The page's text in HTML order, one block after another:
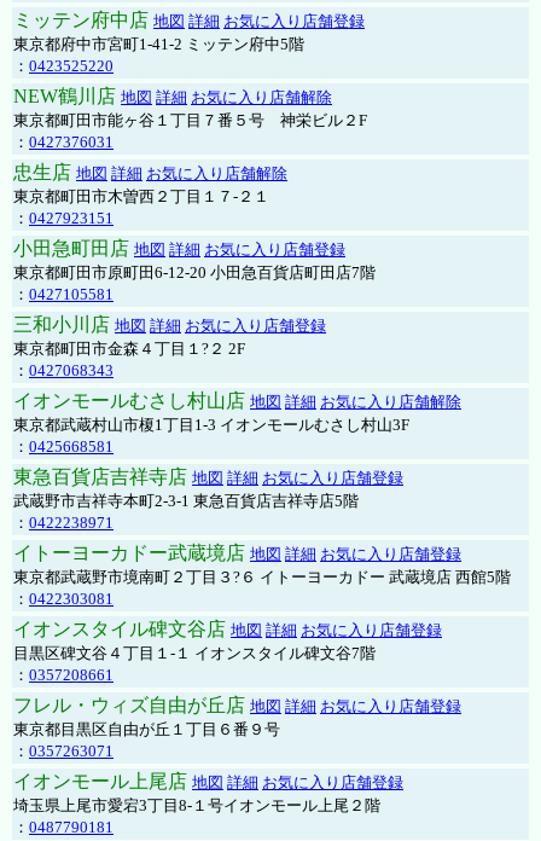
ミッテン府中店 地図 詳細 お気に入り店舗登録
東京都府中市宮町1-41-2 ミッテン府中5階
： 0423525220
NEW鶴川店 地図 詳細 お気に入り店舗解除
東京都町田市能ヶ谷１丁目７番５号 神栄ビル２F
： 0427376031
忠生店 地図 詳細 お気に入り店舗解除
東京都町田市木曽西２丁目１７-２１
： 0427923151
小田急町田店 地図 詳細 お気に入り店舗登録
東京都町田市原町田6-12-20 小田急百貨店町田店7階
： 0427105581
三和小川店 地図 詳細 お気に入り店舗登録
東京都町田市金森４丁目１?２ 2F
： 0427068343
イオンモールむさし村山店 地図 詳細 お気に入り店舗解除
東京都武蔵村山市榎1丁目1-3 イオンモールむさし村山3F
： 0425668581
東急百貨店吉祥寺店 地図 詳細 お気に入り店舗登録
武蔵野市吉祥寺本町2-3-1 東急百貨店吉祥寺店5階
： 0422238971
イトーヨーカドー武蔵境店 地図 詳細 お気に入り店舗登録
東京都武蔵野市境南町２丁目３?６ イトーヨーカドー 武蔵境店 西館5階
： 0422303081
イオンスタイル碑文谷店 地図 詳細 お気に入り店舗登録
目黒区碑文谷４丁目１-１ イオンスタイル碑文谷7階
： 0357208661
フレル・ウィズ自由が丘店 地図 詳細 お気に入り店舗登録
東京都目黒区自由が丘１丁目６番９号
： 0357263071
イオンモール上尾店 地図 詳細 お気に入り店舗登録
埼玉県上尾市愛宕3丁目8-１号イオンモール上尾２階
： 0487790181